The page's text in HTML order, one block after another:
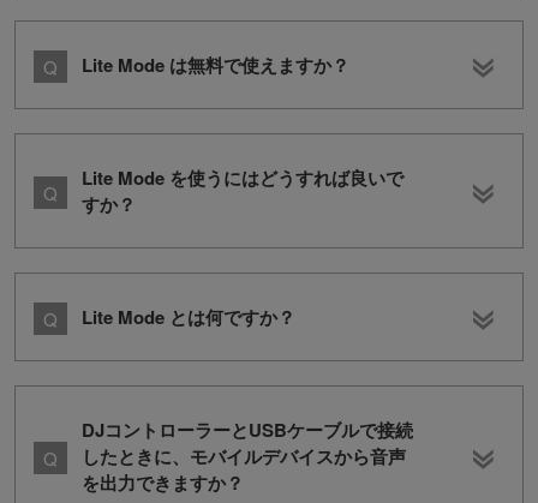
Lite Mode は無料で使えますか？
Lite Mode を使うにはどうすれば良いで
すか？
Lite Mode とは何ですか？
DJコントローラーとUSBケーブルで接続
したときに、モバイルデバイスから音声
を出力できますか？